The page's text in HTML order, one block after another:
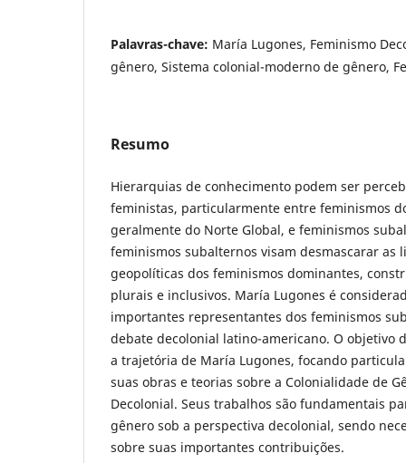
Palavras-chave: María Lugones, Feminismo
gênero, Sistema colonial-moderno de gênero,
Resumo
Hierarquias de conhecimento podem ser
feministas, particularmente entre feminismos
geralmente do Norte Global, e feminismos
feminismos subalternos visam desmascarar as
geopolíticas dos feminismos dominantes,
plurais e inclusivos. María Lugones é
importantes representantes dos feminismos
debate decolonial latino-americano. O objetivo
a trajetória de María Lugones, focando
suas obras e teorias sobre a Colonialidade de
Decolonial. Seus trabalhos são fundamentais
gênero sob a perspectiva decolonial, sendo
sobre suas importantes contribuições.